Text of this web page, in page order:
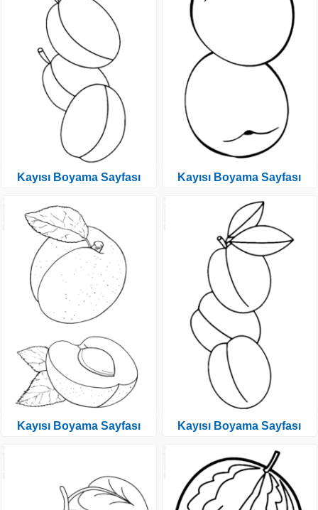
Kayısı Boyama Sayfası
Kayısı Boyama Sayfası
Kayısı Boyama Sayfası
Kayısı Boyama Sayfası